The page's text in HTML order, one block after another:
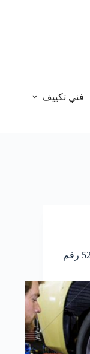
فني تكييف
خدمة كهرباء السيارات ابوالحصاني 52227338 رقم